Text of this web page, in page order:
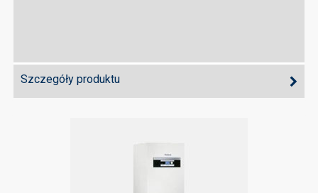
Szczegóły produktu